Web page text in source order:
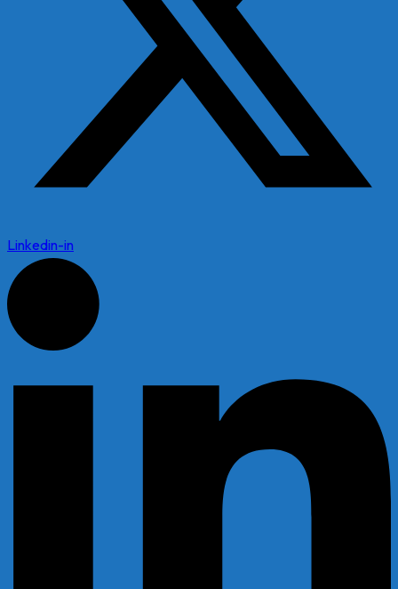
Linkedin-in